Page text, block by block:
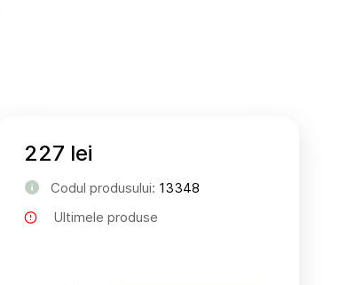
227 lei
Codul produsului: 13348
Ultimele produse